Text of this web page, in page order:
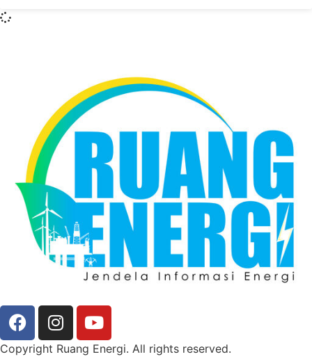
Copyright Ruang Energi. All rights reserved.